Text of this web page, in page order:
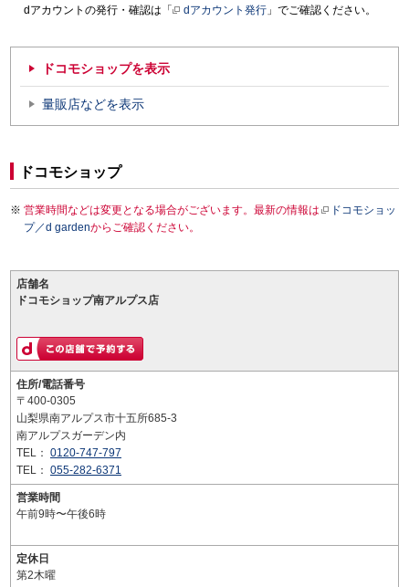
dアカウントの発行・確認は「
dアカウント発行 」でご確認ください。
ドコモショップを表示
量販店などを表示
ドコモショップ
営業時間などは変更となる場合がございます。最新の情報は
ドコモショッ
プ／d gardenからご確認ください。
店舗名
ドコモショップ南アルプス店
住所/電話番号
〒400-0305
山梨県南アルプス市十五所685-3
南アルプスガーデン内
TEL： 0120-747-797
TEL： 055-282-6371
営業時間
午前9時〜午後6時
定休日
第2木曜